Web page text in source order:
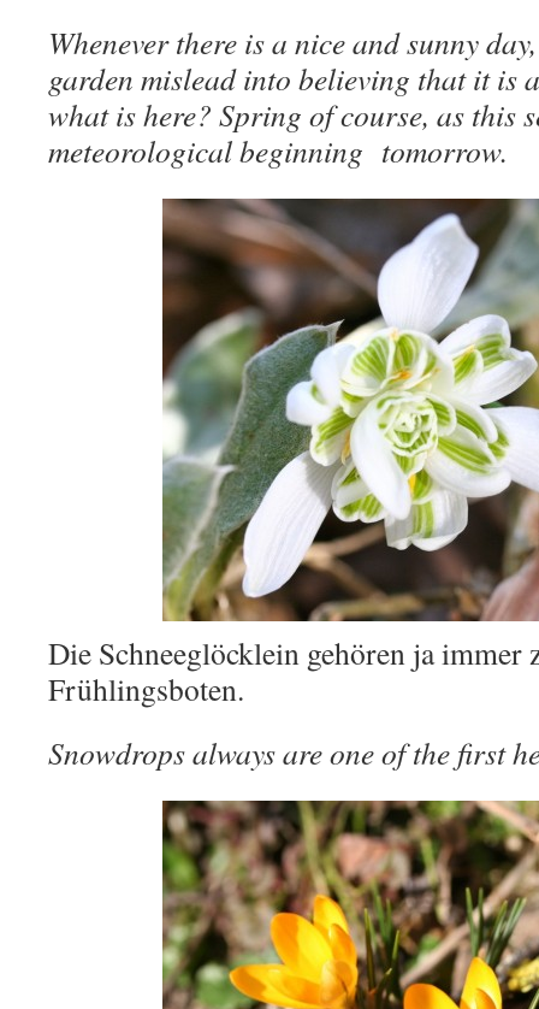
Whenever there is a nice and sunny
garden mislead into believing that it is
what is here? Spring of course, as this
meteorological beginning tomorrow.
Die Schneeglöcklein gehören ja immer
Frühlingsboten.
Snowdrops always are one of the first